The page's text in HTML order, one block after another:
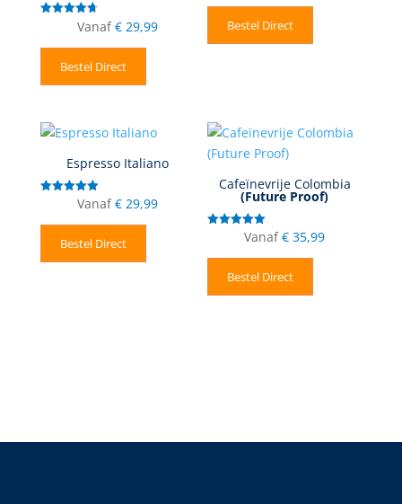
GewaardeerVanaf €29,99
Bestel Direct
Bestel Direct
Espresso Italiano
Gewaardeerd
uit 5
Vanaf €29,99
Bestel Direct
Cafeïnevrije Colombia
(Future Proof)
Gewaardeerd
uit 5
Vanaf € 35,99
Bestel Direct